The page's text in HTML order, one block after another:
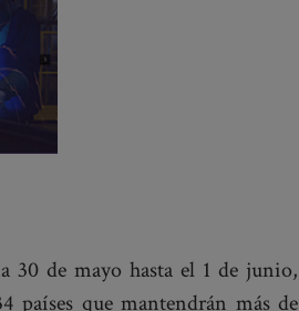
30 de mayo hasta el 1 de junio,
países que mantendrán más de